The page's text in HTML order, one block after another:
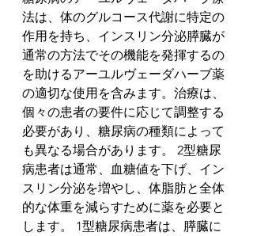
法は、体のグルコース代謝に特定の
作用を持ち、インスリン分泌膵臓が
通常の方法でその機能を発揮するの
を助けるアーユルヴェーダハーブ薬
の適切な使用を含みます。治療は、
個々の患者の要件に応じて調整する
必要があり、糖尿病の種類によって
も異なる場合があります。 2型糖尿
病患者は通常、血糖値を下げ、イン
スリン分泌を増やし、体脂肪と全体
的な体重を減らすために薬を必要と
します。 1型糖尿病患者は、膵臓に